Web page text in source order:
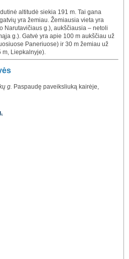
altitudė siekia 191 m. Tai gana
yra žemiau. Žemiausia vieta yra
Narutavičiaus g.), aukščiausia – netoli
g.). Gatvė yra apie 100 m aukščiau už
Paneriuose) ir 30 m žemiau už
Liepkalnyje).
g. Paspaudę paveiksliuką kairėje,